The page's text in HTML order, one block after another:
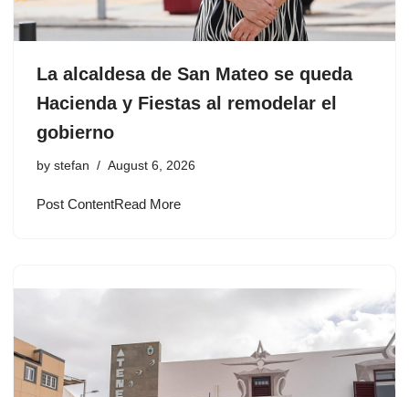
La alcaldesa de San Mateo se queda
Hacienda y Fiestas al remodelar el
gobierno
by stefan August 6, 2026
Post ContentRead More